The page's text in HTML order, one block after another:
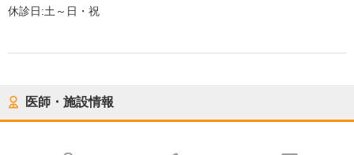
休診日:土～日・祝
医師・施設情報